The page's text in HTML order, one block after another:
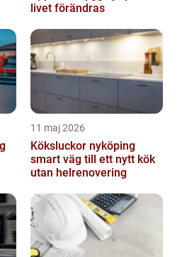
livet förändras
11 maj 2026
Köksluckor nyköping
smart väg till ett nytt kök
utan helrenovering